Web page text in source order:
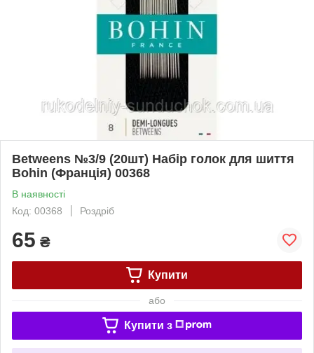
Betweens №3/9 (20шт) Набір голок для шиття
Bohin (Франція) 00368
В наявності
Код: 00368
Роздріб
65 ₴
Купити
або
Купити з